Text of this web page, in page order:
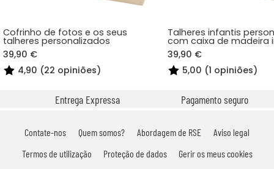
Cofrinho de fotos e os seus
talheres personalizados
39,90 €
4,90 (22 opiniões)
Talheres infantis
com caixa de madeira
savana
39,90 €
5,00 (1 opiniões)
Entrega Expressa Pagamento seguro
Contate-nos Quem somos? Abordagem de RSE
Aviso legal
Termos de utilização
Proteção de dados Gerir os meus cookies